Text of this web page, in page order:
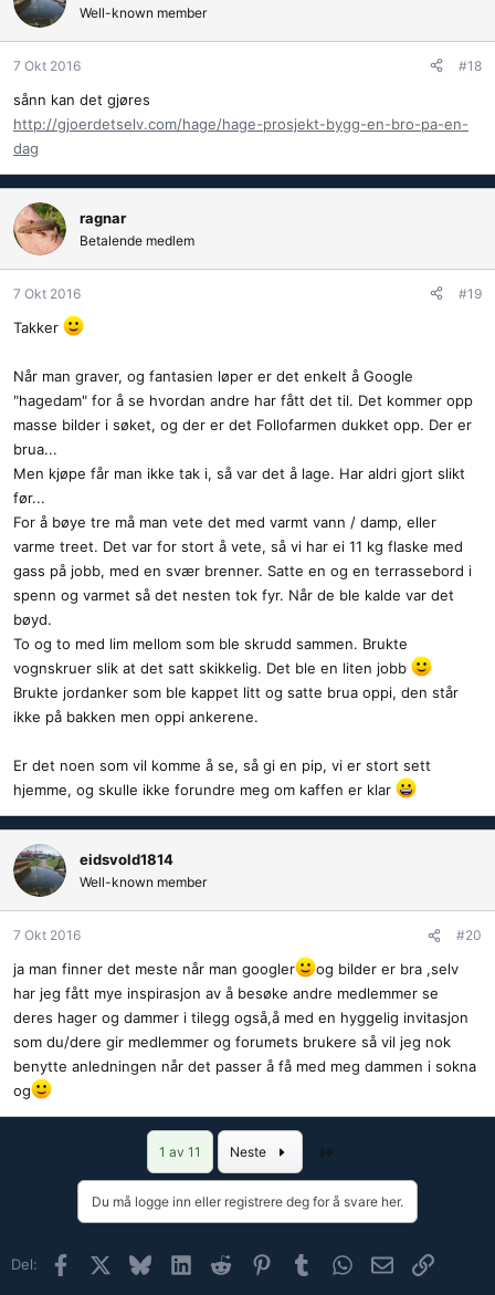
ferdig
Well-known member
7 Okt 2016 #18
sånn kan det gjøres
http://gjoerdetselv.com/hage/hage-prosjekt-bygg-en-bro-pa-en-
dag
ragnar
Betalende medlem
7 Okt 2016 #19
Takker
Når man graver, og fantasien løper er det enkelt å Google
"hagedam" for å se hvordan andre har fått det til. Det kommer opp
masse bilder i søket, og der er det Follofarmen dukket opp. Der er
brua...
Men kjøpe får man ikke tak i, så var det å lage. Har aldri gjort slikt
før...
For å bøye tre må man vete det med varmt vann / damp, eller
varme treet. Det var for stort å vete, så vi har ei 11 kg flaske med
gass på jobb, med en svær brenner. Satte en og en terrassebord i
spenn og varmet så det nesten tok fyr. Når de ble kalde var det
bøyd.
To og to med lim mellom som ble skrudd sammen. Brukte
vognskruer slik at det satt skikkelig. Det ble en liten jobb
Brukte jordanker som ble kappet litt og satte brua oppi, den står
ikke på bakken men oppi ankerene.
Er det noen som vil komme å se, så gi en pip, vi er stort sett
hjemme, og skulle ikke forundre meg om kaffen er klar
eidsvold1814
Well-known member
7 Okt 2016 #20
ja man finner det meste når man googler
og bilder er bra ,selv
har jeg fått mye inspirasjon av å besøke andre medlemmer se
deres hager og dammer i tilegg også,å med en hyggelig invitasjon
som du/dere gir medlemmer og forumets brukere så vil jeg nok
benytte anledningen når det passer å få med meg dammen i sokna
og
1 av 11 Neste
Du må logge inn eller registrere deg for å svare her.
Del: FacebookX (Twitter)
BlueskyLinkedInReddit PinterestTumblrWhatsApp
E-postLink